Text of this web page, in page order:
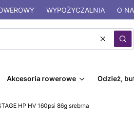
WYPOŻYCZALNIA O
Wyczyść
Akcesoria rowerowe Odzież,
HP HV 160psi 86g srebrna